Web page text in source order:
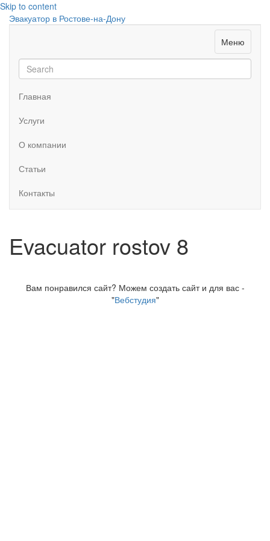
Skip to content
Эвакуатор в Ростове-на-Дону
Меню
Главная
Услуги
О компании
Статьи
Контакты
Evacuator rostov 8
Вам понравился сайт? Можем создать сайт и для вас -
"Вебстудия"